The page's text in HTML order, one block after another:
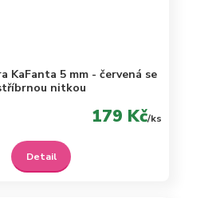
KaFanta 5 mm - červená se
nitkou
179 Kč/ks
Detail